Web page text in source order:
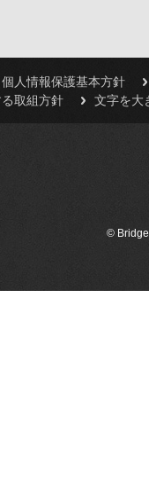
個人情報保護基本方針
取組方針
文字を大
©